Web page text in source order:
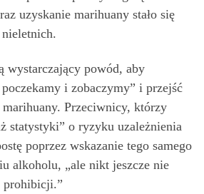
uzyskanie marihuany stało się
wystarczający powód, aby
i zobaczymy” i przejść
Przeciwnicy, którzy
statystyki” o ryzyku uzależnienia
poprzez wskazanie tego samego
alkoholu, „ale nikt jeszcze nie
prohibicji.”